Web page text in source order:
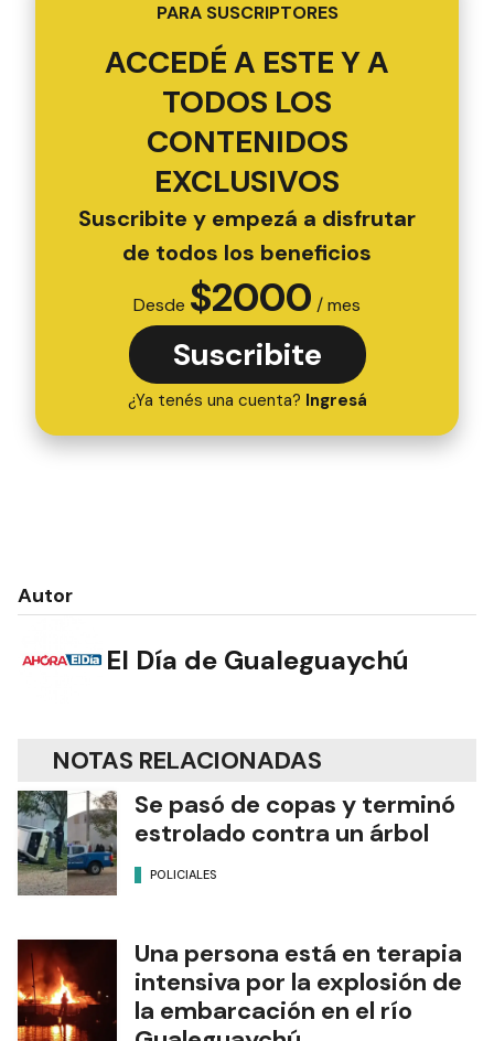
PARA SUSCRIPTORES
ACCEDÉ A ESTE Y A
TODOS LOS
CONTENIDOS
EXCLUSIVOS
Suscribite y empezá a disfrutar
de todos los beneficios
Desde $2000 / mes
Suscribite
¿Ya tenés una cuenta? Ingresá
Autor
El Día de Gualeguaychú
NOTAS RELACIONADAS
Se pasó de copas y terminó
estrolado contra un árbol
POLICIALES
Una persona está en terapia
intensiva por la explosión de
la embarcación en el río